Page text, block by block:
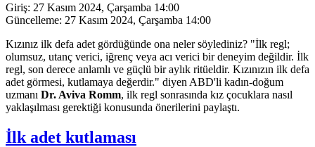
Giriş: 27 Kasım 2024, Çarşamba 14:00
Güncelleme: 27 Kasım 2024, Çarşamba 14:00
Kızınız ilk defa adet gördüğünde ona neler söylediniz? "İlk regl;
olumsuz, utanç verici, iğrenç veya acı verici bir deneyim değildir. İlk
regl, son derece anlamlı ve güçlü bir aylık ritüeldir. Kızınızın ilk defa
adet görmesi, kutlamaya değerdir." diyen ABD'li kadın-doğum
uzmanı Dr. Aviva Romm, ilk regl sonrasında kız çocuklara nasıl
yaklaşılması gerektiği konusunda önerilerini paylaştı.
İlk adet kutlaması